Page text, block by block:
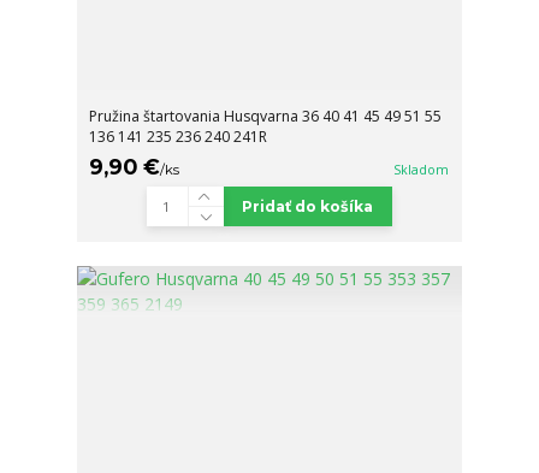
Pružina štartovania Husqvarna 36 40 41 45 49 51 55
136 141 235 236 240 241R
9,90 €/ks Skladom
Pridať do košíka